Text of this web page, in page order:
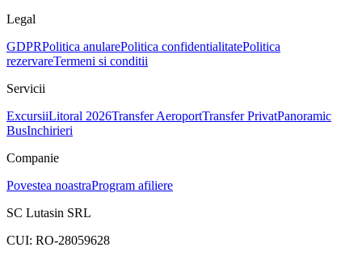
Legal
GDPRPolitica anularePolitica confidentialitatePolitica
rezervareTermeni si conditii
Servicii
ExcursiiLitoral 2026Transfer AeroportTransfer PrivatPanoramic
BusInchirieri
Companie
Povestea noastraProgram afiliere
SC Lutasin SRL
CUI: RO-28059628